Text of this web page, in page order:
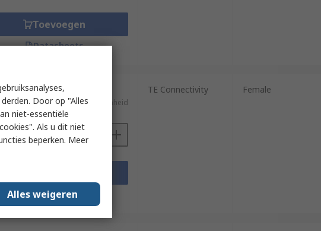
Toevoegen
Datasheets
(1 rol van 20000 eenheden)
(excl. BTW) € 0,085/eenheid
Datasheets
TE Connectivity Female
Door op "Alles
niet-essentiële
Als u dit niet
beperken. Meer
Alles weigeren